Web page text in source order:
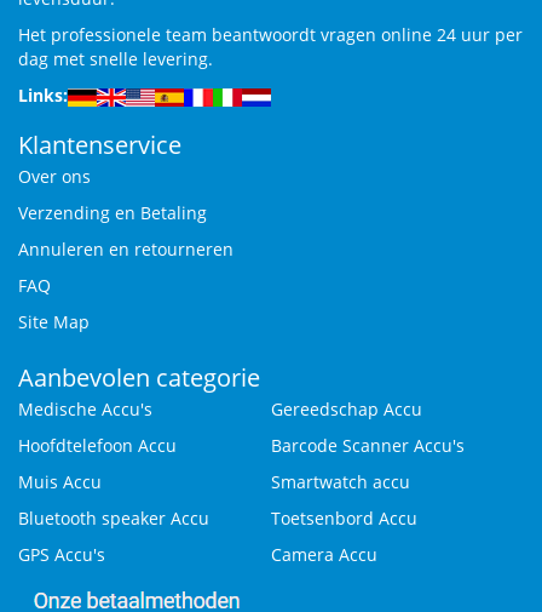
Het professionele team beantwoordt vragen online 24 uur per
dag met snelle levering.
Links:
Klantenservice
Over ons
Verzending en Betaling
Annuleren en retourneren
FAQ
Site Map
Aanbevolen categorie
Medische Accu's
Gereedschap Accu
Hoofdtelefoon Accu
Barcode Scanner Accu's
Muis Accu
Smartwatch accu
Bluetooth speaker Accu
Toetsenbord Accu
GPS Accu's
Camera Accu